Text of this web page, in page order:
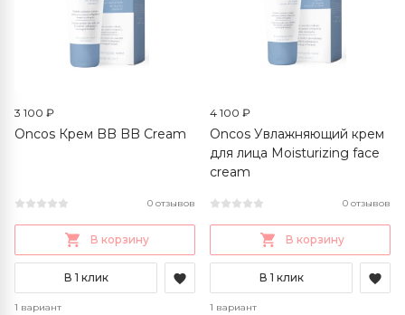
3 100 ₽
Oncos Крем BB BB Cream
0 отзывов
В корзину
В 1 клик
1 вариант
4 100 ₽
Oncos Увлажняющий крем
для лица Moisturizing face
cream
0 отзывов
В корзину
В 1 клик
1 вариант